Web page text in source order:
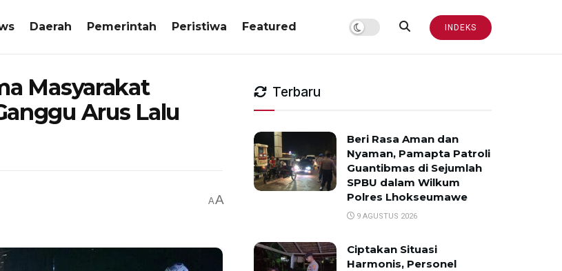
Daerah Pemerintah Peristiwa Featured INDEKS
Masyarakat
Arus Lalu
AA
Terbaru
Beri Rasa Aman dan
Nyaman, Pamapta Patroli
Guantibmas di Sejumlah
SPBU dalam Wilkum
Polres Lhokseumawe
9 AGUSTUS 2026
Ciptakan Situasi
Harmonis, Personel